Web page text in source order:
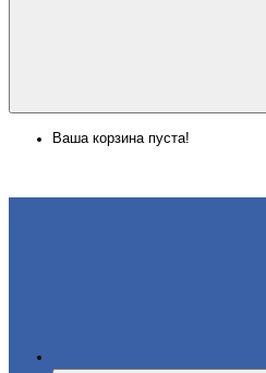
Ваша корзина пуста!